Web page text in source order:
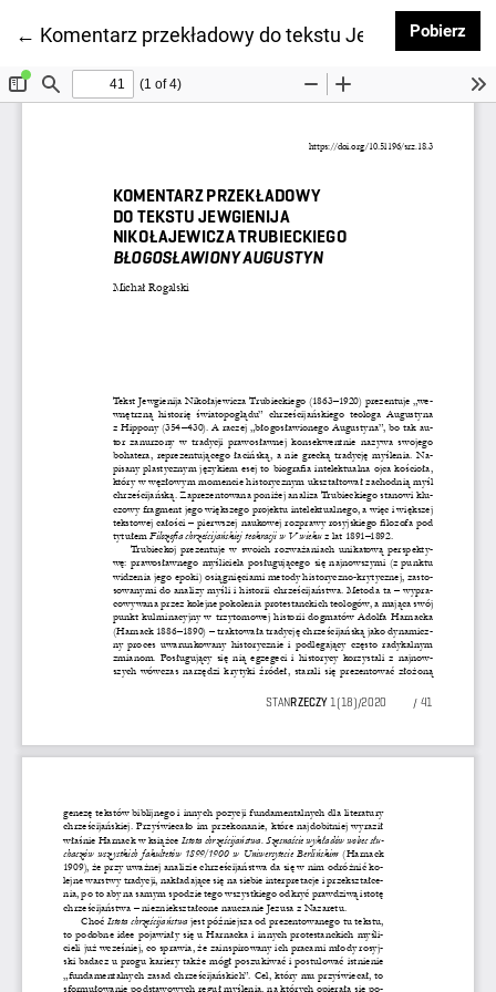
← Wróć do szczegółów artykułu
Komentarz przekładowy do tekstu JewgienijaPobierz